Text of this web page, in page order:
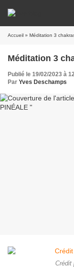
Accueil » Méditation 3
Méditation 3
Publié le 19/02/2023 à
Par Yves Deschamps
Crédit